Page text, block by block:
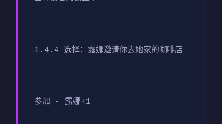
1.4.4 选择：露娜邀请你去她家的咖啡店
参加 - 露娜+1